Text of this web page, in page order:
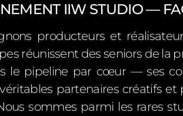
IIW STUDIO —
producteurs et
réunissent des seniors de la
le pipeline par cœur — ses
partenaires créatifs
sommes parmi les rares